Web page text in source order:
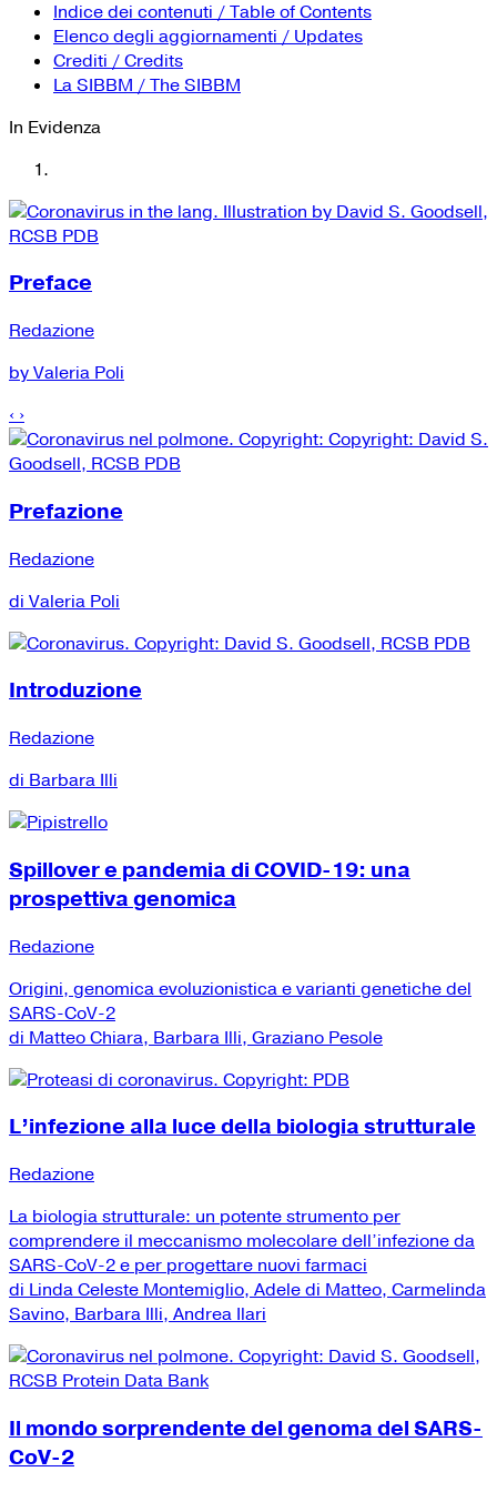
Tutti i siti Zanichelli per la scuola
Collezioni Università
Facebook
Twitter
Instagram
Instagram scuola
Mail
Indice dei contenuti / Table of Contents
Elenco degli aggiornamenti / Updates
Crediti / Credits
La SIBBM / The SIBBM
In Evidenza
Preface
Redazione
by Valeria Poli
‹ ›
Prefazione
Redazione
di Valeria Poli
Introduzione
Redazione
di Barbara Illi
Spillover e pandemia di COVID-19: una
prospettiva genomica
Redazione
Origini, genomica evoluzionistica e varianti genetiche del
SARS-CoV-2
di Matteo Chiara, Barbara Illi, Graziano Pesole
L’infezione alla luce della biologia strutturale
Redazione
La biologia strutturale: un potente strumento per
comprendere il meccanismo molecolare dell’infezione da
SARS-CoV-2 e per progettare nuovi farmaci
di Linda Celeste Montemiglio, Adele di Matteo, Carmelinda
Savino, Barbara Illi, Andrea Ilari
Il mondo sorprendente del genoma del SARS-
CoV-2